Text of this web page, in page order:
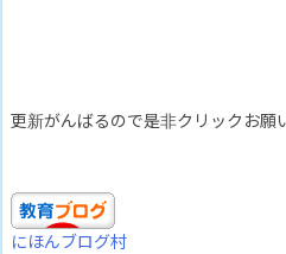
更新がんばるので是非クリックお願
にほんブログ村